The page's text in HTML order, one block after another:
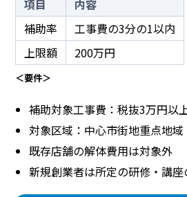
項目
内容
補助率
工事費の3分の1以内
上限額
200万円
＜要件＞
補助対象工事費：税抜3万円以
対象区域：中心市街地重点地域
既存店舗の解体費用は対象外
新規創業者は所定の研修・講